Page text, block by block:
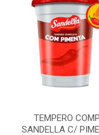
TEMPERO
SANDELLA C/